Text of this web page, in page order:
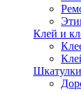
Клей и